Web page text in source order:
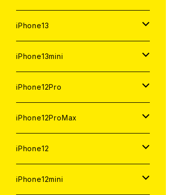
中古（整備済み）
中古（整備済み）
新品
中古（整備済み）
中古（整備済み）
新品
中古（整備済み）
中古（整備済み）
新品
中古（整備済み）
512GB
新品
中古（整備済み）
新品
中古（整備済み）
512GB
新品
中古（整備済み）
256GB
新品
中古（整備済み）
128GB
新品
中古（整備済み）
1TB
新品
中古（整備済み）
512GB
新品
中古（整備済み）
256GB
新品
中古（整備済み）
128GB
新品
中古（整備済み）
iPhone13
512GB
新品
中古（整備済み）
256GB
新品
中古（整備済み）
128GB
新品
中古（整備済み）
iPhone13mini
512GB
新品
中古（整備済み）
256GB
新品
中古（整備済み）
128GB
新品
iPhone12Pro
128GB
新品
中古（整備済み）
256GB
新品
512GB
iPhone12ProMax
512GB
新品
256GB
iPhone12
256GB
iPhone12mini